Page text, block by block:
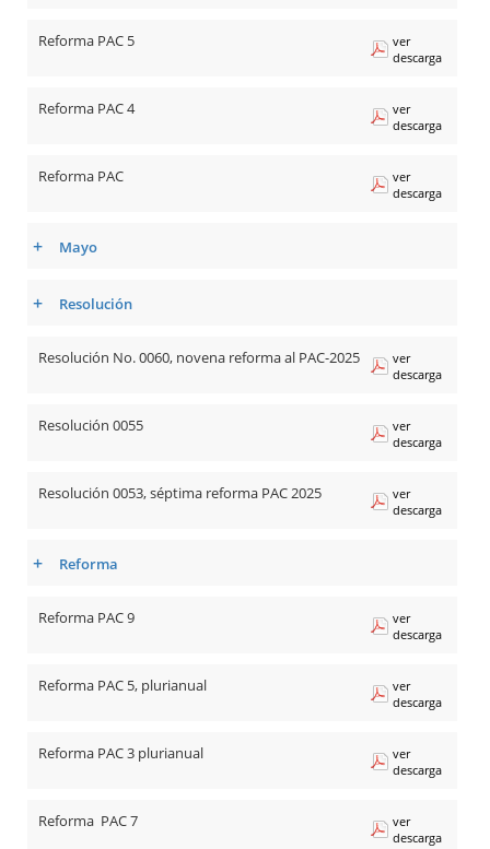
Reforma PAC 5
ver
descarga
Reforma PAC 4
ver
descarga
Reforma PAC
ver
descarga
+ Mayo
+ Resolución
Resolución No. 0060, novena reforma al PAC-2025
ver
descarga
Resolución 0055
ver
descarga
Resolución 0053, séptima reforma PAC 2025
ver
descarga
+ Reforma
Reforma PAC 9
ver
descarga
Reforma PAC 5, plurianual
ver
descarga
Reforma PAC 3 plurianual
ver
descarga
Reforma PAC 7
ver
descarga